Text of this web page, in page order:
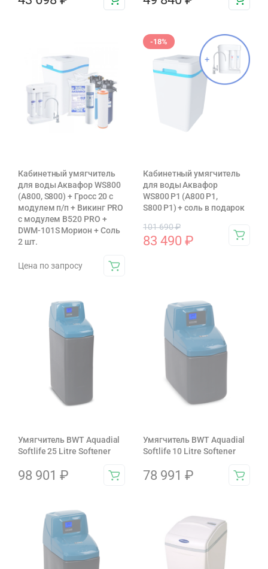
Кабинетный умягчитель
для воды Аквафор WS800
(А800, S800) + Гросс 20 с
модулем п/п + Викинг PRO
с модулем В520 PRO +
DWM-101S Морион + Соль
2 шт.
Цена по запросу
-18%
Кабинетный умягчитель
для воды Аквафор
WS800 P1 (А800 P1,
S800 P1) + соль в подарок
101 690₽
83 490 ₽
Умягчитель BWT Aquadial
Softlife 25 Litre Softener
98 901 ₽
Умягчитель BWT Aquadial
Softlife 10 Litre Softener
78 991 ₽